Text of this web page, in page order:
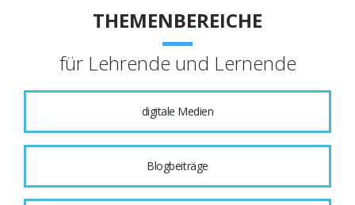
THEMENBEREICHE
für Lehrende und Lernende
digitale Medien
Blogbeiträge